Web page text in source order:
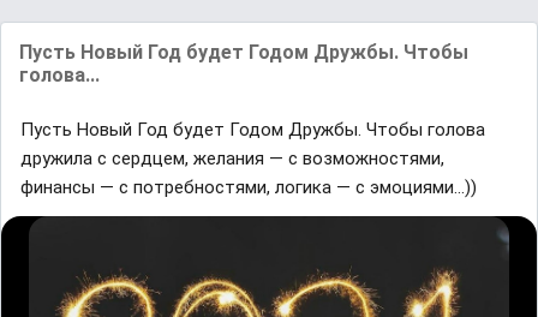
Пусть Новый Год будет Годом Дружбы. Чтобы
голова...
Пусть Новый Год будет Годом Дружбы. Чтобы голова
дружила с сердцем, желания — с возможностями,
финансы — с потребностями, логика — с эмоциями...))